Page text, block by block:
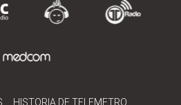
HISTORIA DE TELEMETRO